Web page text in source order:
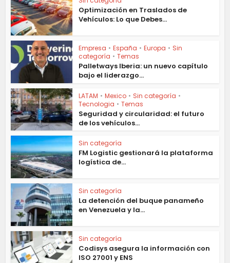
Optimización en Traslados de
Vehículos: Lo que Debes...
Empresa • España • Europa • Sin
categoría • Temas
Palletways Iberia: un nuevo capítulo
bajo el liderazgo...
LATAM • Mexico • Sin categoría •
Tecnologia • Temas
Seguridad y circularidad: el futuro
de los vehículos...
Sin categoría
FM Logistic gestionará la plataforma
logística de...
Sin categoría
La detención del buque panameño
en Venezuela y la...
Sin categoría
Codisys asegura la información con
ISO 27001 y ENS